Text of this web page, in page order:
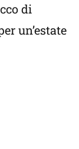
di
un’estate